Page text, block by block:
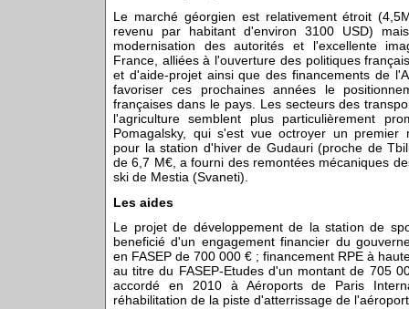
Le marché géorgien est relativement étroit
revenu par habitant d'environ 3100 USD)
modernisation des autorités et l'excellente
France, alliées à l'ouverture des politiques
et d'aide-projet ainsi que des financements de
favoriser ces prochaines années le
françaises dans le pays. Les secteurs des
l'agriculture semblent plus particulièrement
Pomagalsky, qui s'est vue octroyer un premier
pour la station d'hiver de Gudauri (proche de
de 6,7 M€, a fourni des remontées mécaniques
ski de Mestia (Svaneti).
Les aides
Le projet de développement de la station de
beneficié d'un engagement financier du
en FASEP de 700 000 € ; financement RPE à
au titre du FASEP-Etudes d'un montant de 705
accordé en 2010 à Aéroports de Paris
réhabilitation de la piste d'atterrissage de